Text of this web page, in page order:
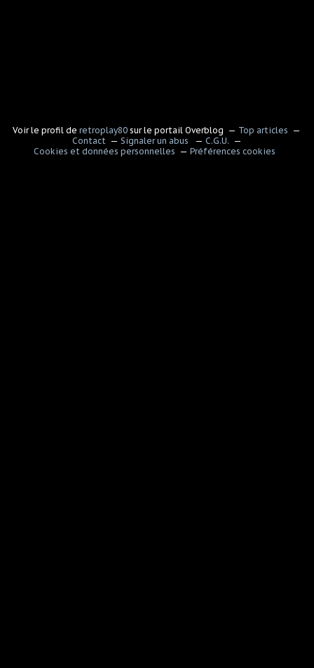
Voir le profil deretroplay80 sur le portail Overblog
Top articles
Contact
Signaler un abus
C.G.U.
Cookies et données personnelles
Préférences cookies